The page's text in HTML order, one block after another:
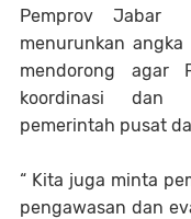
Pemprov Jabar
menurunkan
mendorong agar
koordinasi dan
pemerintah pusat
“ Kita juga minta
pengawasan dan